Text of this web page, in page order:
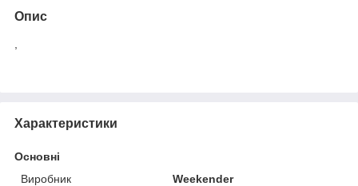
Опис
Характеристики
Основні
Виробник
Weekender